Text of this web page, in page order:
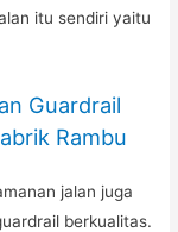
itu sendiri yaitu
Guardrail
Rambu
jalan juga
berkualitas.